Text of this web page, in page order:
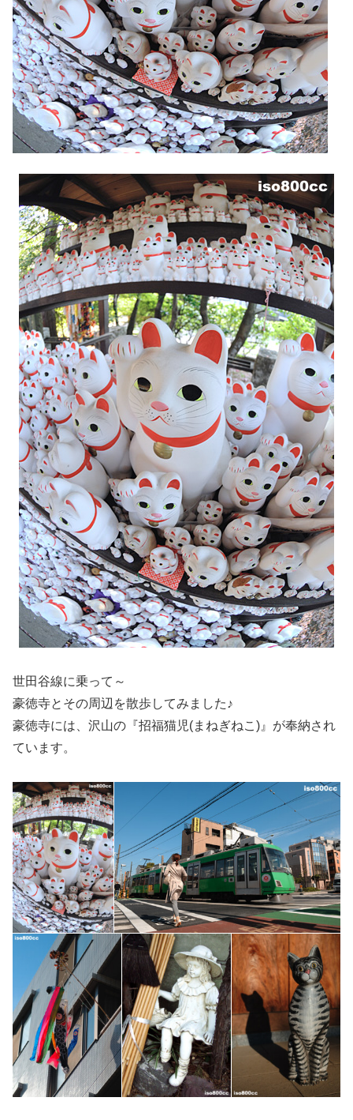
世田谷線に乗って～
豪徳寺とその周辺を散歩してみました♪
豪徳寺には、沢山の『招福猫児(まねぎねこ)』が奉納され
ています。